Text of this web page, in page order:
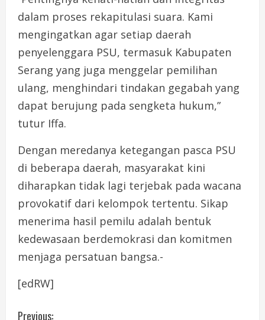
dalam proses rekapitulasi suara. Kami
mengingatkan agar setiap daerah
penyelenggara PSU, termasuk Kabupaten
Serang yang juga menggelar pemilihan
ulang, menghindari tindakan gegabah yang
dapat berujung pada sengketa hukum,”
tutur Iffa.
Dengan meredanya ketegangan pasca PSU
di beberapa daerah, masyarakat kini
diharapkan tidak lagi terjebak pada wacana
provokatif dari kelompok tertentu. Sikap
menerima hasil pemilu adalah bentuk
kedewasaan berdemokrasi dan komitmen
menjaga persatuan bangsa.-
[edRW]
Previous: